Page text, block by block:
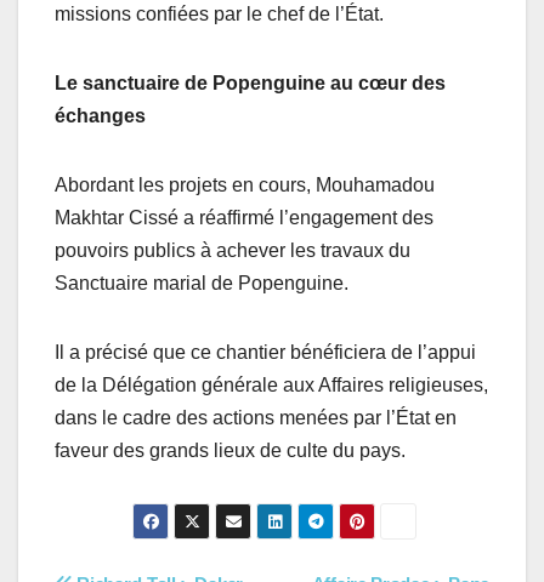
missions confiées par le chef de l’État.
Le sanctuaire de Popenguine au cœur des
échanges
Abordant les projets en cours, Mouhamadou
Makhtar Cissé a réaffirmé l’engagement des
pouvoirs publics à achever les travaux du
Sanctuaire marial de Popenguine.
Il a précisé que ce chantier bénéficiera de l’appui
de la Délégation générale aux Affaires religieuses,
dans le cadre des actions menées par l’État en
faveur des grands lieux de culte du pays.